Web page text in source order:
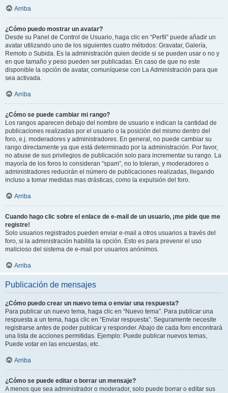
Arriba
¿Cómo puedo mostrar un avatar?
Desde su Panel de Control de Usuario, haga clic en “Perfil” puede añadir un
avatar utilizando uno de los siguientes cuatro métodos: Gravatar, Galería,
Remoto o Subida. Es la administración quien decide si se pueden usar o no y
en que tamaño y peso pueden ser publicadas. En caso de que no este
disponible la opción de avatar, comuníquese con La Administración para que
sea activada.
Arriba
¿Cómo se puede cambiar mi rango?
Los rangos aparecen debajo del nombre de usuario e indican la cantidad de
publicaciones realizadas por el usuario o la posición del mismo dentro del
foro, e.j. moderadores y administradores. En general, no puede cambiar su
rango directamente ya que está determinado por la administración. Por favor,
no abuse de sus privilegios de publicación solo para incrementar su rango. La
mayoría de los foros lo consideran “spam”, no lo toleran, y moderadores o
administradores reducirán el número de publicaciones realizadas, llegando
incluso a tomar medidas mas drásticas, como la expulsión del foro.
Arriba
Cuando hago clic sobre el enlace de e-mail de un usuario, ¡me pide que me
registre!
Solo usuarios registrados pueden enviar e-mail a otros usuarios a través del
foro, si la administración habilita la opción. Esto es para prevenir el uso
malicioso del sistema de e-mail por usuarios anónimos.
Arriba
Publicación de mensajes
¿Cómo puedo crear un nuevo tema o enviar una respuesta?
Para publicar un nuevo tema, haga clic en “Nuevo tema”. Para publicar una
respuesta a un tema, haga clic en “Enviar respuesta”. Seguramente necesite
registrarse antes de poder publicar y responder. Abajo de cada foro encontrará
una lista de acciones permitidas. Ejemplo: Puede publicar nuevos temas,
Puede votar en las encuestas, etc.
Arriba
¿Cómo se puede editar o borrar un mensaje?
A menos que sea administrador o moderador, solo puede borrar o editar sus